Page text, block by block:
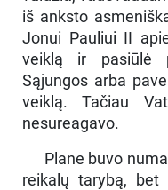
iš anksto
Jonui Pauliui II
veiklą ir pasiūlė
Sąjungos arba
veiklą. Tačiau
nesureagavo.
Plane buvo
reikalų tarybą, bet